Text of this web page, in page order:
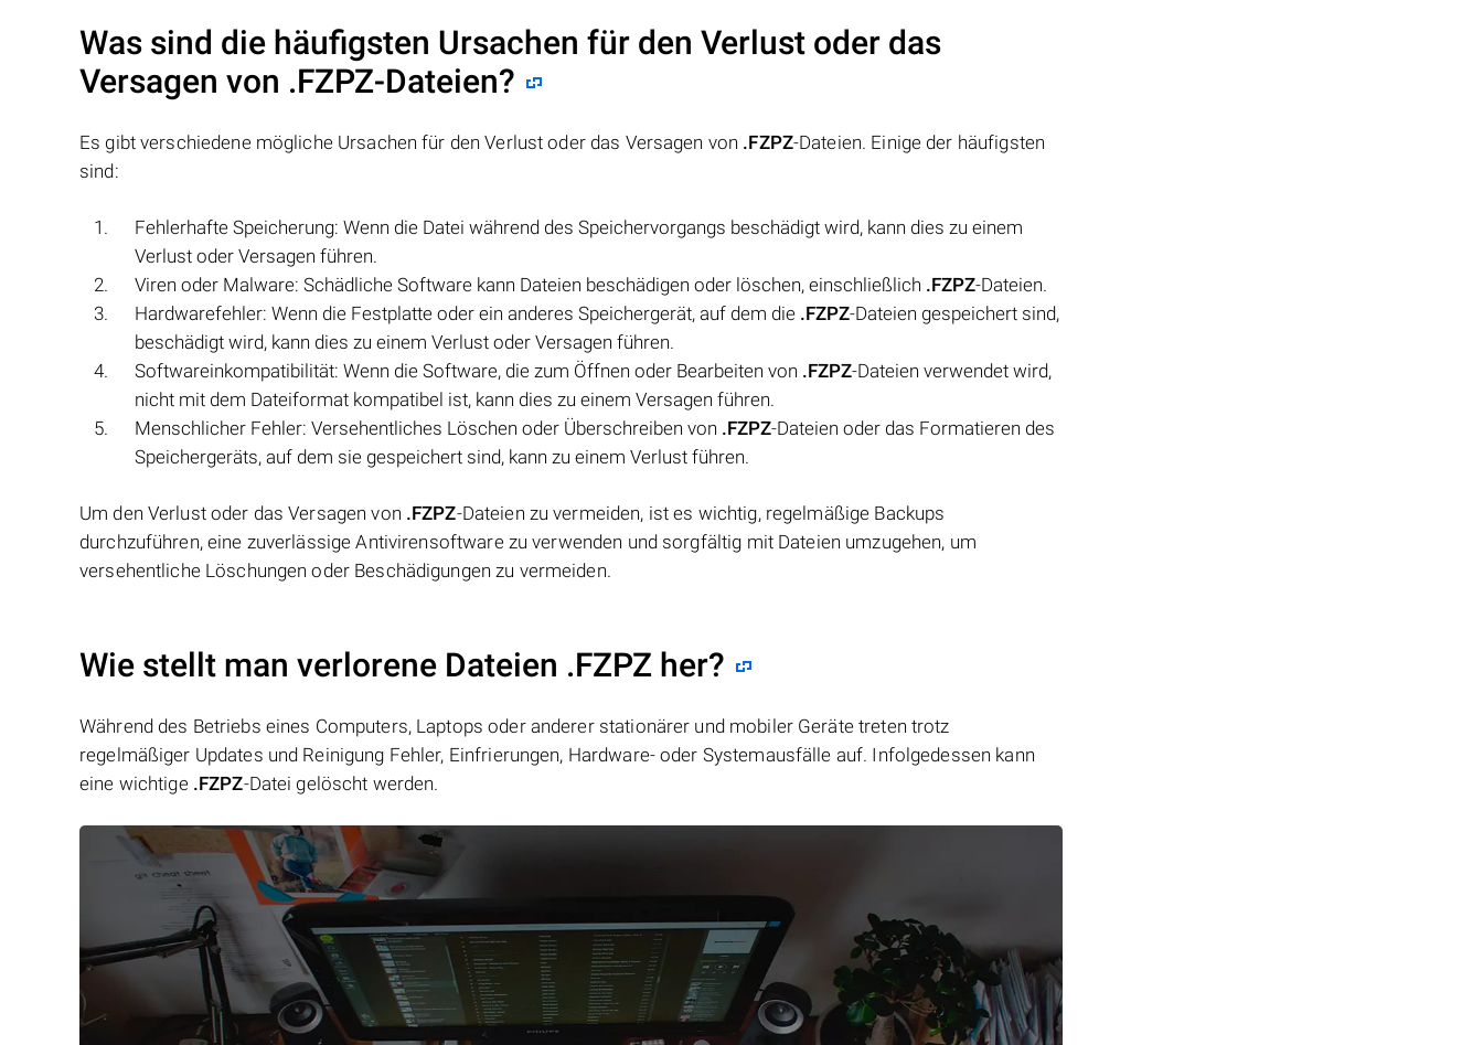
Was sind die häufigsten Ursachen für den Verlust oder das
Versagen von .FZPZ-Dateien?
Es gibt verschiedene mögliche Ursachen für den Verlust oder das Versagen von .FZPZ-Dateien. Einige der häufigsten
sind:
Fehlerhafte Speicherung: Wenn die Datei während des Speichervorgangs beschädigt wird, kann dies zu einem
Verlust oder Versagen führen.
Viren oder Malware: Schädliche Software kann Dateien beschädigen oder löschen, einschließlich .FZPZ-Dateien.
Hardwarefehler: Wenn die Festplatte oder ein anderes Speichergerät, auf dem die .FZPZ-Dateien gespeichert sind,
beschädigt wird, kann dies zu einem Verlust oder Versagen führen.
Softwareinkompatibilität: Wenn die Software, die zum Öffnen oder Bearbeiten von .FZPZ-Dateien verwendet wird,
nicht mit dem Dateiformat kompatibel ist, kann dies zu einem Versagen führen.
Menschlicher Fehler: Versehentliches Löschen oder Überschreiben von .FZPZ-Dateien oder das Formatieren des
Speichergeräts, auf dem sie gespeichert sind, kann zu einem Verlust führen.
Um den Verlust oder das Versagen von .FZPZ-Dateien zu vermeiden, ist es wichtig, regelmäßige Backups
durchzuführen, eine zuverlässige Antivirensoftware zu verwenden und sorgfältig mit Dateien umzugehen, um
versehentliche Löschungen oder Beschädigungen zu vermeiden.
Wie stellt man verlorene Dateien .FZPZ her?
Während des Betriebs eines Computers, Laptops oder anderer stationärer und mobiler Geräte treten trotz
regelmäßiger Updates und Reinigung Fehler, Einfrierungen, Hardware- oder Systemausfälle auf. Infolgedessen kann
eine wichtige .FZPZ-Datei gelöscht werden.